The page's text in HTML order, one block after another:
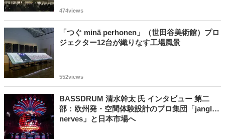
474views
「つぐ minä perhonen」（世田谷美術館）プロ
ジェクター12台が織りなす工場風景
552views
BASSDRUM 清水幹太 氏 インタビュー 第二
部：欧州発・空間体験設計のプロ集団「jangled
nerves」と日本市場へ